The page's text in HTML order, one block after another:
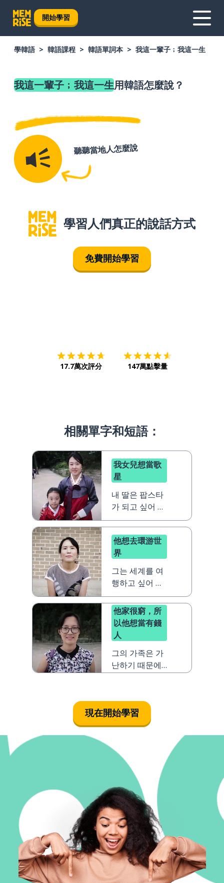
開始學習
學韓語 韓語課程 韓語單詞本 我這一輩子﹔我這一生
我這一輩子﹔我這一生用韓語怎麼說？
聽聽當地人怎麼說
學習人們真正的說話方式
免費開始學習
17.7萬次評分 147萬點擊量
相關單字和短語：
我女兒想當歌
星
내 딸은 팝스타
가 되고 싶어 해
요
他想去環游世
界
그는 세계를 여
행하고 싶어 해
요
他家很窮，所
以他想當有錢
人
그의 가족은 가
난하기 때문에
現在開始學習